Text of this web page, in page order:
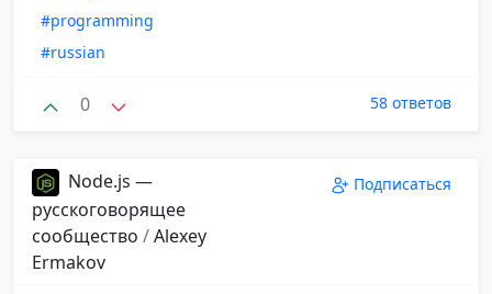
#programming
#russian
0 58 ответов
Node.js —
русскоговорящее
сообщество /Alexey
Ermakov
Подписаться